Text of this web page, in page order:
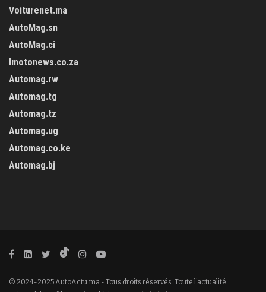
Voiturenet.ma
AutoMag.sn
AutoMag.ci
Imotonews.co.za
Automag.rw
Automag.tg
Automag.tz
Automag.ug
Automag.co.ke
Automag.bj
© 2024-2025 AutoActu.ma - Tous droits réservés. Toute l’actualité